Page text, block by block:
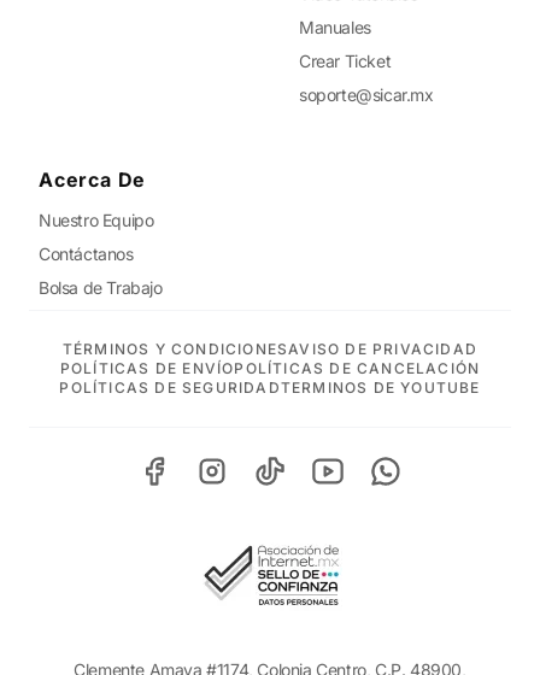
Manuales
Crear Ticket
soporte@sicar.mx
Acerca De
Nuestro Equipo
Contáctanos
Bolsa de Trabajo
TÉRMINOS Y CONDICIONESAVISO DE PRIVACIDAD
POLÍTICAS DE ENVÍOPOLÍTICAS DE CANCELACIÓN
POLÍTICAS DE SEGURIDADTERMINOS DE YOUTUBE
Clemente Amaya #1174, Colonia Centro, C.P. 48900,